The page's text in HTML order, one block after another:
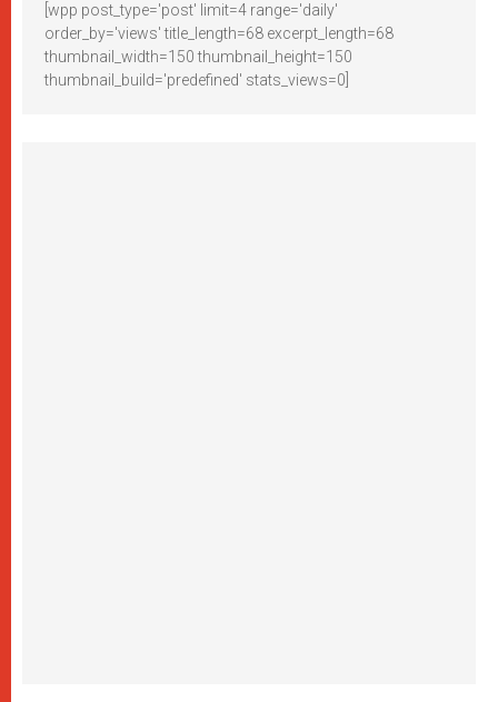
[wpp post_type='post' limit=4 range='daily'
order_by='views' title_length=68 excerpt_length=68
thumbnail_width=150 thumbnail_height=150
thumbnail_build='predefined' stats_views=0]